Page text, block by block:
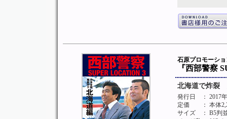
石原プロモーシ
『西部警察
北海道で炸裂
発行日
： 2017
定価
： 本体
サイズ
： B5判